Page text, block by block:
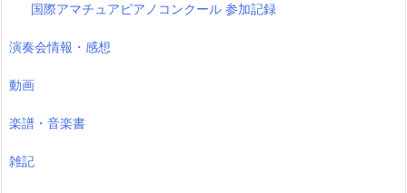
国際アマチュアピアノコンクール 参加記録
演奏会情報・感想
動画
楽譜・音楽書
雑記